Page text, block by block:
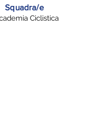
Squadra/e
Ciclistica